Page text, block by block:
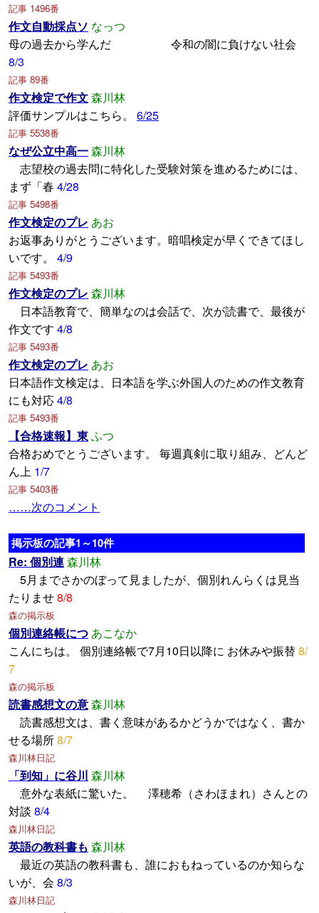
記事 1496番
作文自動採点ソ なっつ
母の過去から学んだ 令和の闇に負けない社会
8/3
記事 89番
作文検定で作文森川林
評価サンプルはこちら。 6/25
記事 5538番
なぜ公立中高一森川林
志望校の過去問に特化した受験対策を進めるためには、
まず「春 4/28
記事 5498番
作文検定のプレ あお
お返事ありがとうございます。暗唱検定が早くできてほし
いです。
4/9
記事 5493番
作文検定のプレ 森川林
日本語教育で、簡単なのは会話で、次が読書で、最後が
作文です 4/8
記事 5493番
作文検定のプレ あお
日本語作文検定は、日本語を学ぶ外国人のための作文教育
にも対応4/8
記事 5493番
【合格速報】東ふつ
合格おめでとうございます。 毎週真剣に取り組み、どんど
ん上 1/7
記事 5403番
……次のコメント
掲示板の記事1～10件
Re: 個別連森川林
5月までさかのぼって見ましたが、個別れんらくは見当
たりませ8/8
森の掲示板
個別連絡帳につ あこなか
こんにちは。 個別連絡帳で7月10日以降に お休みや振替8/
7
森の掲示板
読書感想文の意森川林
読書感想文は、書く意味があるかどうかではなく、書か
せる場所8/7
森川林日記
「到知」に谷川 森川林
意外な表紙に驚いた。 澤穂希（さわほまれ）さんとの
対談 8/4
森川林日記
英語の教科書も 森川林
最近の英語の教科書も、誰におもねっているのか知らな
いが、会 8/3
森川林日記